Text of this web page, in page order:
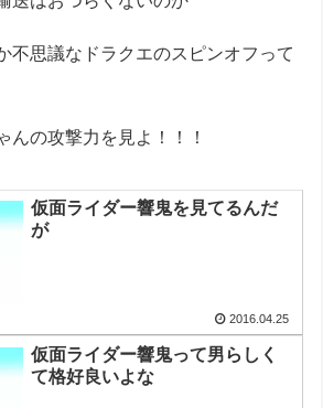
不思議なドラクエのスピンオフって
んの攻撃力を見よ！！！
仮面ライダー響鬼を見てるんだ
が
2016.04.25
仮面ライダー響鬼って男らしく
て格好良いよな